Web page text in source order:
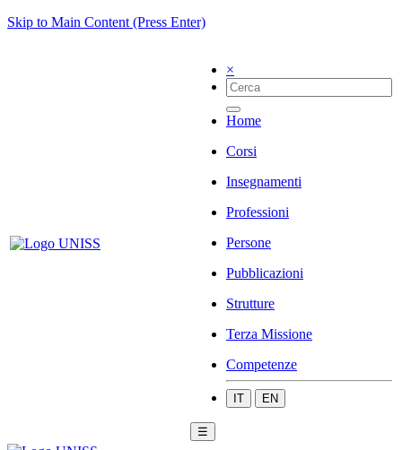
Skip to Main Content (Press Enter)
×
Home
Corsi
Insegnamenti
Professioni
Persone
Pubblicazioni
Strutture
Terza Missione
Competenze
IT EN
☰